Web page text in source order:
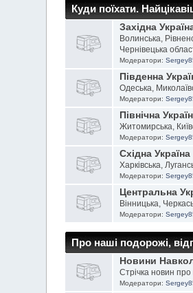
Куди поїхати.
Західна
Волинська,
Чернівецька
Модератори:
Південна
Одеська,
Модератори:
Північна
Житомирська,
Модератори:
Східна Україна
Харківська,
Модератори:
Центральна
Вінницька,
Модератори:
Про наші подорожі,
Новини
Стрічка новин про
Модератори: